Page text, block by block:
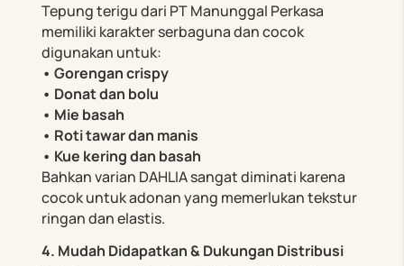
Tepung terigu dari PT Manunggal Perkasa
memiliki karakter serbaguna dan cocok
digunakan untuk:
• Gorengan crispy
• Donat dan bolu
• Mie basah
• Roti tawar dan manis
• Kue kering dan basah
Bahkan varian DAHLIA sangat diminati karena
cocok untuk adonan yang memerlukan tekstur
ringan dan elastis.
4. Mudah Didapatkan & Dukungan Distribusi